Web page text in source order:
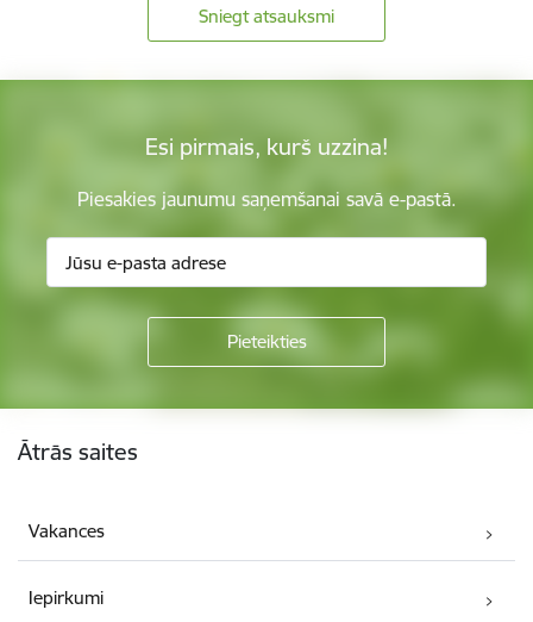
Sniegt atsauksmi
Esi pirmais, kurš uzzina!
Piesakies jaunumu saņemšanai savā e-pastā.
Ātrās saites
Vakances
Iepirkumi